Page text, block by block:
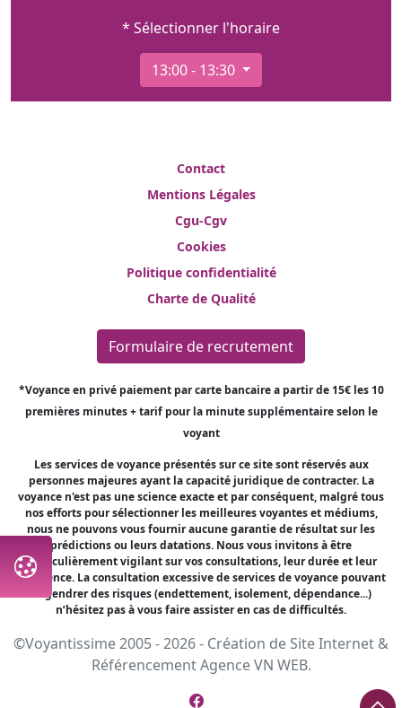
* Sélectionner l'horaire
13:00 - 13:30
Contact
Mentions Légales
Cgu-Cgv
Cookies
Politique confidentialité
Charte de Qualité
Formulaire de recrutement
*Voyance en privé paiement par carte bancaire a partir de 15€ les 10
premières minutes + tarif pour la minute supplémentaire selon le
voyant
Les services de voyance présentés sur ce site sont réservés aux
personnes majeures ayant la capacité juridique de contracter. La
voyance n'est pas une science exacte et par conséquent, malgré tous
nos efforts pour sélectionner les meilleures voyantes et médiums,
nous ne pouvons vous fournir aucune garantie de résultat sur les
prédictions ou leurs datations. Nous vous invitons à être
particulièrement vigilant sur vos consultations, leur durée et leur
fréquence. La consultation excessive de services de voyance pouvant
engendrer des risques (endettement, isolement, dépendance...)
n’hésitez pas à vous faire assister en cas de difficultés.
©Voyantissime 2005 - 2026 - Création de Site Internet &
RéférencementAgence VN WEB.